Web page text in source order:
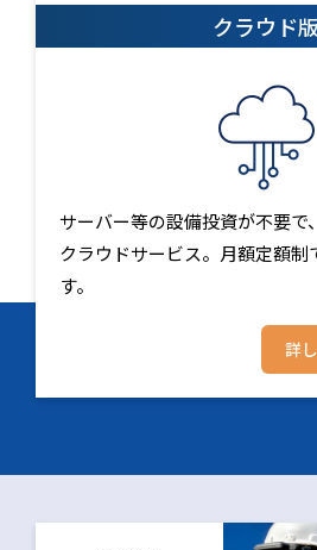
クラウド版
サーバー等の設備投資が不要で
クラウドサービス。月額定額制
す。
詳